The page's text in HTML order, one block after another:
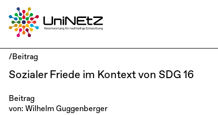
/Beitrag
Sozialer Friede im Kontext von SDG 16
Beitrag
von: Wilhelm Guggenberger